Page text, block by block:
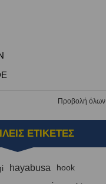
Προβολή όλων
ΕΤΙΚΕΤΕΣ
hayabusa
hook